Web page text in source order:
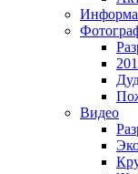
Видео